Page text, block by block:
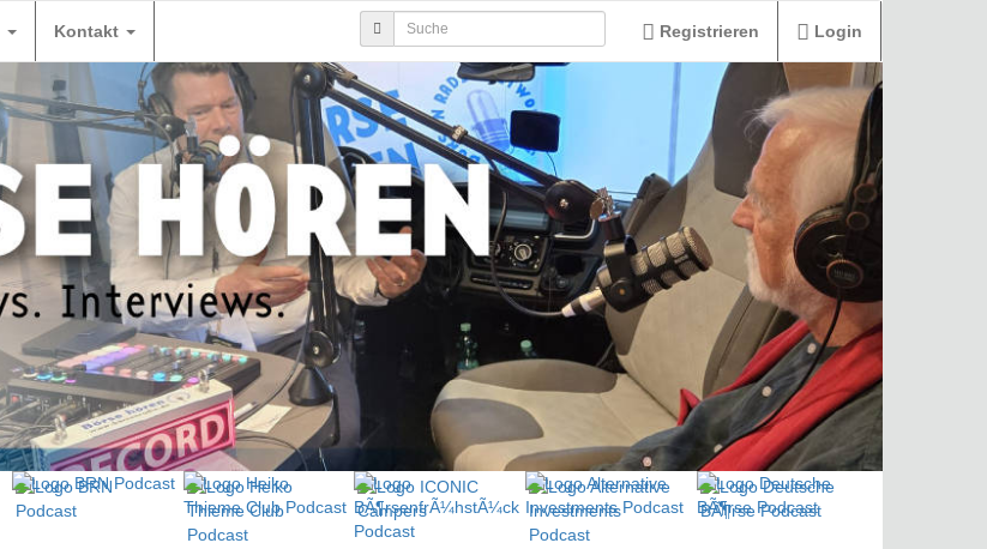
Kontakt Registrieren Login